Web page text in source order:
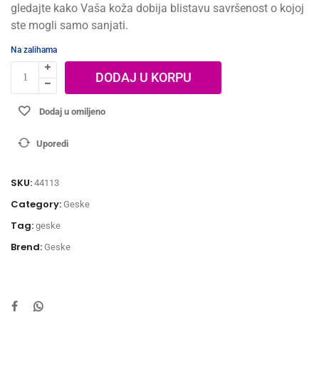
gledajte kako Vaša koža dobija blistavu savršenost o kojoj
ste mogli samo sanjati.
Na zalihama
DODAJ U KORPU
Dodaj u omiljeno
Uporedi
SKU: 44113
Category: Geske
Tag: geske
Brend: Geske